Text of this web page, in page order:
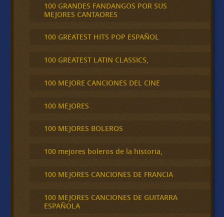
100 GRANDES FANDANGOS POR SUS
MEJORES CANTAORES
100 GREATEST HITS POP ESPAÑOL
100 GREATEST LATIN CLASSICS,
100 MEJORE CANCIONES DEL CINE
100 MEJORES
100 MEJORES BOLEROS
100 mejores boleros de la historia,
100 MEJORES CANCIONES DE FRANCIA
100 MEJORES CANCIONES DE GUITARRA
ESPAÑOLA